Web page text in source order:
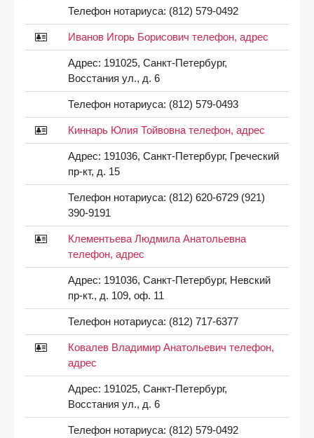
Телефон нотариуса: (812) 579-0492
Иванов Игорь Борисович телефон, адрес
Адрес: 191025, Санкт-Петербург,
Восстания ул., д. 6
Телефон нотариуса: (812) 579-0493
Киннарь Юлия Тойвовна телефон, адрес
Адрес: 191036, Санкт-Петербург, Греческий
пр-кт, д. 15
Телефон нотариуса: (812) 620-6729 (921)
390-9191
Клементьева Людмила Анатольевна
телефон, адрес
Адрес: 191036, Санкт-Петербург, Невский
пр-кт., д. 109, оф. 11
Телефон нотариуса: (812) 717-6377
Ковалев Владимир Анатольевич телефон,
адрес
Адрес: 191025, Санкт-Петербург,
Восстания ул., д. 6
Телефон нотариуса: (812) 579-0492